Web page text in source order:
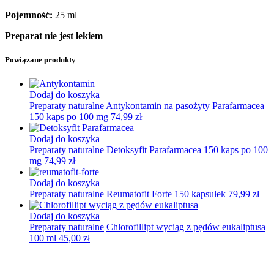
Pojemność: 25 ml
Preparat nie jest lekiem
Powiązane produkty
Dodaj do koszyka
Preparaty naturalne Antykontamin na pasożyty Parafarmacea
150 kaps po 100 mg 74,99 zł
Dodaj do koszyka
Preparaty naturalne Detoksyfit Parafarmacea 150 kaps po 100
mg 74,99 zł
Dodaj do koszyka
Preparaty naturalne Reumatofit Forte 150 kapsułek 79,99 zł
Dodaj do koszyka
Preparaty naturalne Chlorofillipt wyciąg z pędów eukaliptusa
100 ml 45,00 zł